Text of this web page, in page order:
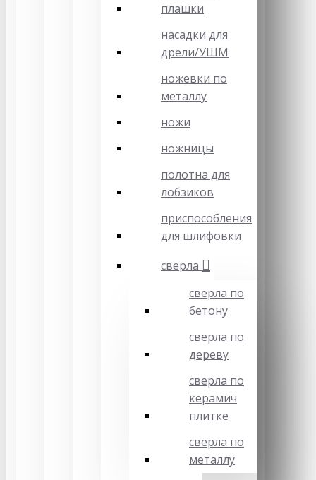
плашки
насадки для
дрели/УШМ
ножевки по
металлу
ножи
ножницы
полотна для
лобзиков
приспособления
для шлифовки
сверла
сверла по
бетону
сверла по
дереву
сверла по
керамич
плитке
сверла по
металлу